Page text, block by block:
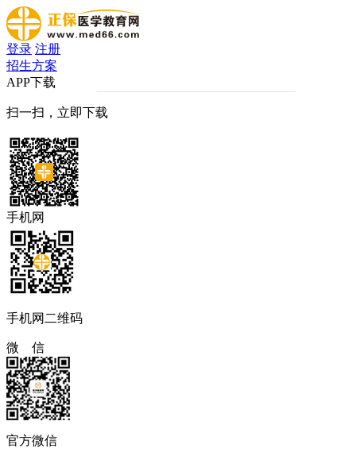
登录 注册
招生方案
APP下载
扫一扫，立即下载
手机网
手机网二维码
微 信
官方微信